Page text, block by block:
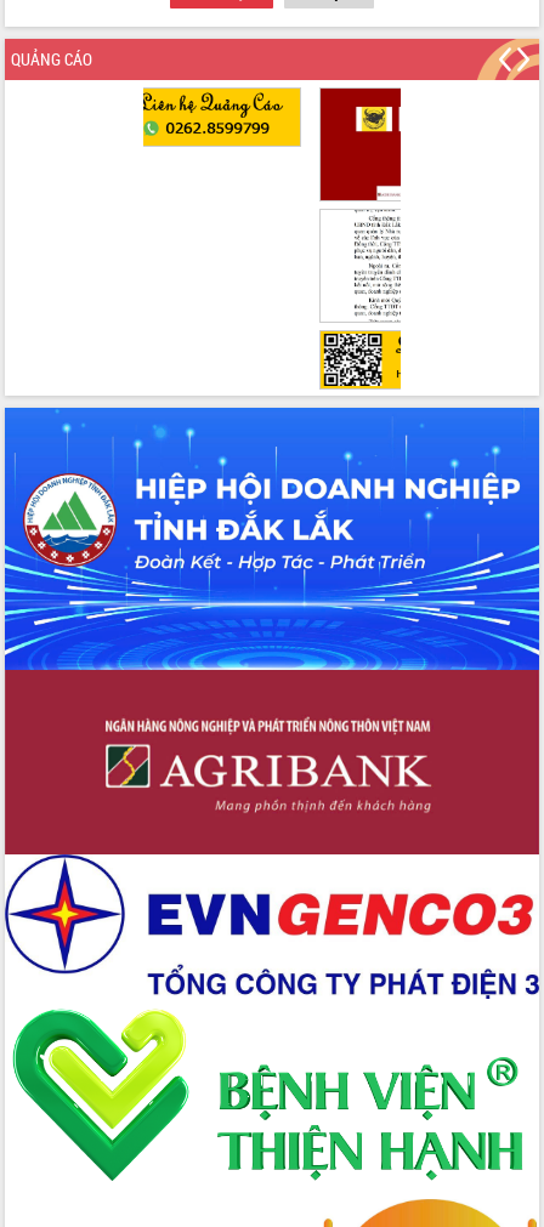
nhân cận huyết thống
Nông sản Tây Nguyên thu hút doanh
Đắk Lắk định vị thương hiệu du lịch
“Biển – Rừng – Cà phê” trong không
Thủ tướng Phạm Minh Chính: Khẩn
trương tái thiết cuộc sống người dân
sau thiên tai
Tập trung nâng cao chất lượng, tổ
chức sản xuất sầu riêng theo hướng
bền vững
Đẩy nhanh công tác khắc phục, ổn
định đời sống Nhân dân sau bão số 13
Bí thư Tỉnh ủy Lương Nguyễn Minh
Triết dự Ngày hội đại đoàn kết tại
Buôn Đăk Tuôr, xã Cư Pui
Phó Thủ tướng Chính phủ Mai Văn
Chính chia sẻ, động viên người dân
chịu ảnh hưởng nặng từ bão số 13
phòng, chống bão số 13 tại các địa
bàn xung yếu
Tập trung đẩy nhanh giải ngân nguồn
vốn các chương trình mục tiêu quốc
gia
Xã Ea H'leo giữ vững và nâng cao chất
lượng các tiêu chí nông thôn mới
Công bố quyết định của Ban Thường
vụ Tỉnh ủy về công tác cán bộ
Nâng cao trách nhiệm người đứng
đầu, phát huy tinh thần chủ động,
sáng tạo để đảm bảo tiến độ giải ngân
vốn đầu tư công năm 2025
QUẢNG CÁO